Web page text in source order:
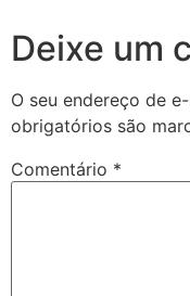
Deixe um
O seu endereço de
obrigatórios são
Comentário *